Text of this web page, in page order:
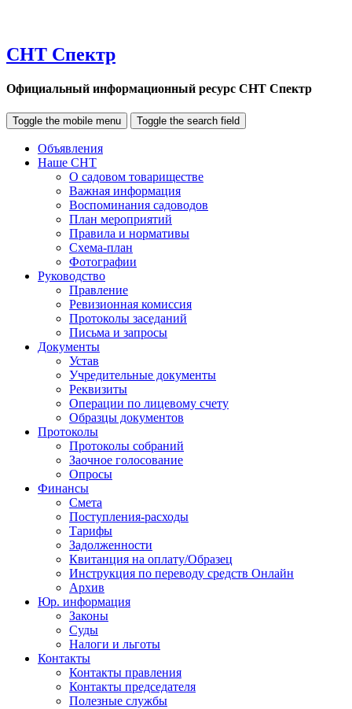
СНТ Спектр
Официальный информационный ресурс СНТ Спектр
Toggle the mobile menu Toggle the search field
Объявления
Наше СНТ
О садовом товариществе
Важная информация
Воспоминания садоводов
План мероприятий
Правила и нормативы
Схема-план
Фотографии
Руководство
Правление
Ревизионная комиссия
Протоколы заседаний
Письма и запросы
Документы
Устав
Учредительные документы
Реквизиты
Операции по лицевому счету
Образцы документов
Протоколы
Протоколы собраний
Заочное голосование
Опросы
Финансы
Смета
Поступления-расходы
Тарифы
Задолженности
Квитанция на оплату/Образец
Инструкция по переводу средств Онлайн
Архив
Юр. информация
Законы
Суды
Налоги и льготы
Контакты
Контакты правления
Контакты председателя
Полезные службы